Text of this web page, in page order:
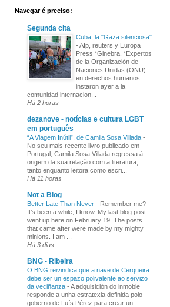
Navegar é preciso:
Segunda cita
Cuba, la "Gaza silenciosa"
- Afp, reuters y Europa
Press *Ginebra. *Expertos
de la Organización de
Naciones Unidas (ONU)
en derechos humanos
instaron ayer a la
comunidad internacion...
Há 2 horas
dezanove - notícias e cultura LGBT
em português
“A Viagem Inútil”, de Camila Sosa Villada -
No seu mais recente livro publicado em
Portugal, Camila Sosa Villada regressa à
origem da sua relação com a literatura,
tanto enquanto leitora como escri...
Há 11 horas
Not a Blog
Better Late Than Never - Remember me?
It’s been a while, I know. My last blog post
went up here on February 19. The posts
that came after were made by my mighty
minions. I am ...
Há 3 dias
BNG - Ribeira
O BNG reivindica que a nave de Cerqueira
debe ser un espazo polivalente ao servizo
da veciñanza - A adquisición do inmoble
responde a unha estratexia definida polo
goberno de Luís Pérez para crear un